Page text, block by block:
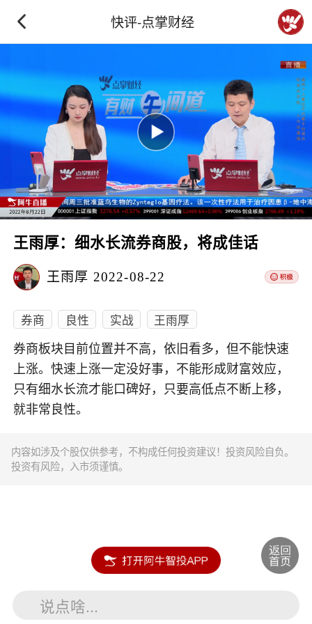
快评-点掌财经
王雨厚：细水长流券商股，将成佳话
王雨厚 2022-08-22
券商 良性 实战 王雨厚
券商板块目前位置并不高，依旧看多，但不能快速
上涨。快速上涨一定没好事，不能形成财富效应，
只有细水长流才能口碑好，只要高低点不断上移，
就非常良性。
内容如涉及个股仅供参考，不构成任何投资建议！投资风险自负。
投资有风险，入市须谨慎。
说点啥...